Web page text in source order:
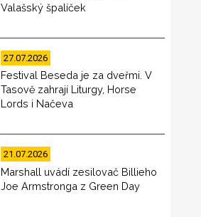
Valašský špalíček
27.07.2026
Festival Beseda je za dveřmi. V
Tasově zahrají Liturgy, Horse
Lords i Načeva
21.07.2026
Marshall uvádí zesilovač Billieho
Joe Armstronga z Green Day